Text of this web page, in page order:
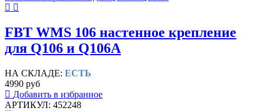
FBT WMS 106 настенное крепление
для Q106 и Q106A
НА СКЛАДЕ: ЕСТЬ
4990 руб
Добавить в избранное
АРТИКУЛ: 452248